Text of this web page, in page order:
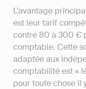
L’avantage
est leur tarif
contre 80 à 300 €
comptable. Cette
adaptée aux
comptabilité est «
pour toute chose il